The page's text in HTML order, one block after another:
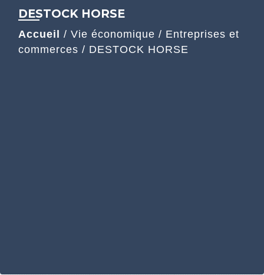
DESTOCK HORSE
Accueil / Vie économique / Entreprises et
commerces / DESTOCK HORSE